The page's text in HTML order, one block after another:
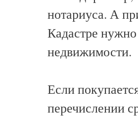
нотариуса. А
Кадастре
недвижимости.
Если
перечислении